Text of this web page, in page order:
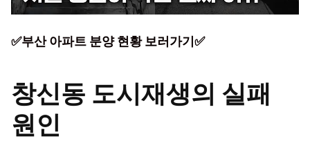
✅부산 아파트 분양 현황 보러가기✅
창신동 도시재생의 실패
원인